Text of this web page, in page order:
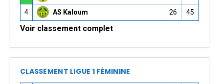
4 AS Kaloum 26 45
Voir classement complet
CLASSEMENT LIGUE 1 FÉMININE